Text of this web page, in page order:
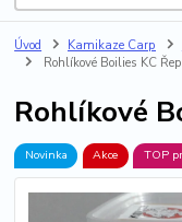
Úvod Kamikaze Carp
Rohlíkové Boilies KC
Rohlíkové
Novinka Akce TOP